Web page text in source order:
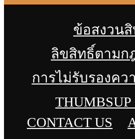
ข้อสงวน
ลิขสิทธิ์ตามก
การไม่รับรองคว
CONTACT US